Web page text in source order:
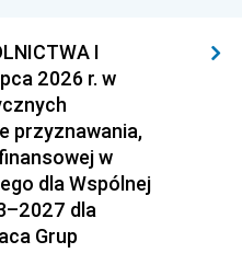
I
2026 r. w
przyznawania,
w
dla Wspólnej
dla
Grup